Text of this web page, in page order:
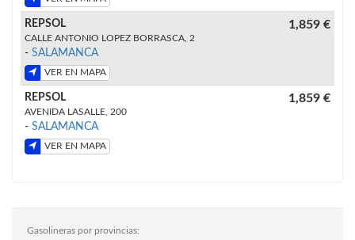
REPSOL
CALLE ANTONIO LOPEZ BORRASCA, 2
- SALAMANCA
VER EN MAPA
1,859 €
REPSOL
AVENIDA LASALLE, 200
- SALAMANCA
VER EN MAPA
1,859 €
Gasolineras por provincias: